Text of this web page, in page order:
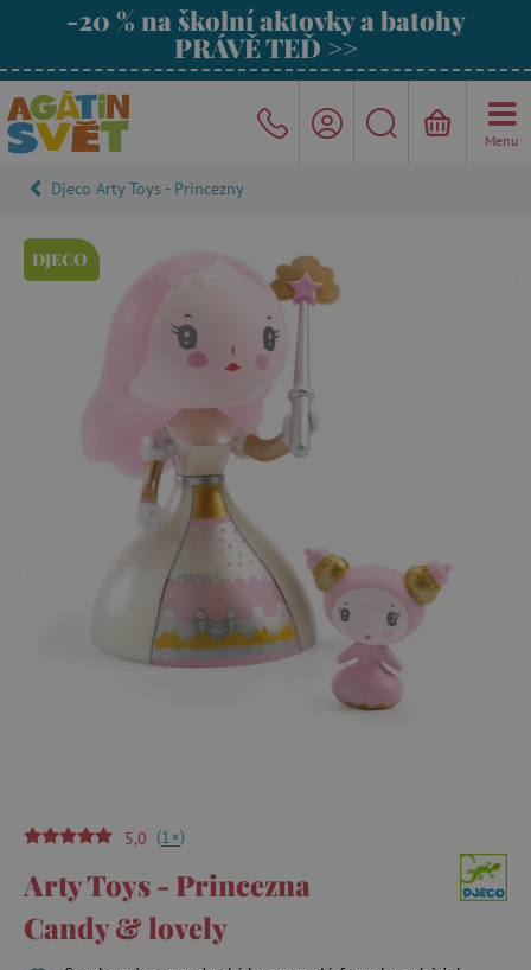
-20 % na školní aktovky a batohy
PRÁVĚ TEĎ >>
Menu
Djeco Arty Toys - Princezny
DJECO
5,0 (1+)
Arty Toys - Princezna
Candy & lovely